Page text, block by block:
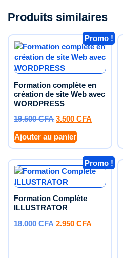
Produits similaires
Promo !
Formation complète en
création de site Web avec
WORDPRESS
19.500CFA 3.500 CFA
Ajouter au panier
Promo !
Formation Complète
ILLUSTRATOR
18.000CFA 2.950 CFA